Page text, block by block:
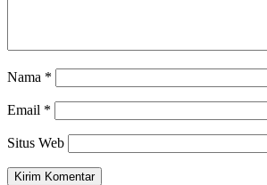
Nama *
Email *
Situs Web